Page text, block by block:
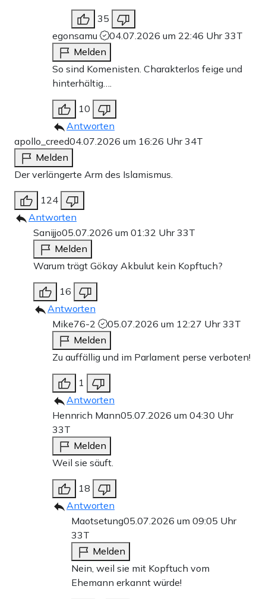
35
egonsamu
04.07.2026 um 22:46 Uhr33T
Melden
So sind Komenisten. Charakterlos feige und
hinterhältig….
10
Antworten
apollo_creed04.07.2026 um 16:26 Uhr34T
Melden
Der verlängerte Arm des Islamismus.
124
Antworten
Sanijjo05.07.2026 um 01:32 Uhr33T
Melden
Warum trägt Gökay Akbulut kein Kopftuch?
16
Antworten
Mike76-2
05.07.2026 um 12:27 Uhr33T
Melden
Zu auffällig und im Parlament perse verboten!
1
Antworten
Hennrich Mann05.07.2026 um 04:30 Uhr
33T
Melden
Weil sie säuft.
18
Antworten
Maotsetung05.07.2026 um 09:05 Uhr
33T
Melden
Nein, weil sie mit Kopftuch vom
Ehemann erkannt würde!